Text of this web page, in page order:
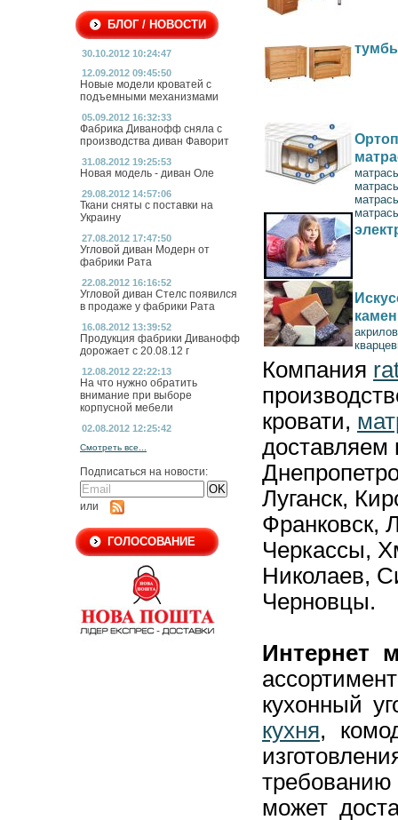
БЛОГ / НОВОСТИ
30.10.2012 10:24:47
12.09.2012 09:45:50
Новые модели кроватей с
подъемными механизмами
05.09.2012 16:32:33
Фабрика Диванофф сняла с
производства диван Фаворит
31.08.2012 19:25:53
Новая модель - диван Оле
29.08.2012 14:57:06
Ткани сняты с поставки на
Украину
27.08.2012 17:47:50
Угловой диван Модерн от
фабрики Рата
22.08.2012 16:16:52
Угловой диван Стелс появился
в продаже у фабрики Рата
16.08.2012 13:39:52
Продукция фабрики Диванофф
дорожает с 20.08.12 г
12.08.2012 22:22:13
На что нужно обратить
внимание при выборе
корпусной мебели
02.08.2012 12:25:42
Смотреть все...
Подписаться на новости:
или
ГОЛОСОВАНИЕ
Компания
кровати,
доставляем
Луганск,
Франковск,
Черкассы,
Николаев,
Черновцы.
Интернет
кухонный
кухня,
может